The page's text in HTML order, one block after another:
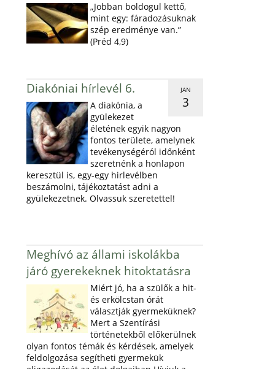
„Jobban boldogul kettő,
mint egy: fáradozásuknak
szép eredménye van.”
(Préd 4,9)
JAN
3
Diakóniai hírlevél 6.
A diakónia, a
gyülekezet
életének egyik nagyon
fontos területe, amelynek
tevékenységéról időnként
szeretnénk a honlapon
keresztül is, egy-egy hirlevélben
beszámolni, tájékoztatást adni a
gyülekezetnek. Olvassuk szeretettel!
Meghívó az állami iskolákba
járó gyerekeknek hitoktatásra
Miért jó, ha a szülők a hit-
és erkölcstan órát
választják gyermeküknek?
Mert a Szentírási
történetekből előkerülnek
olyan fontos témák és kérdések, amelyek
feldolgozása segítheti gyermekük